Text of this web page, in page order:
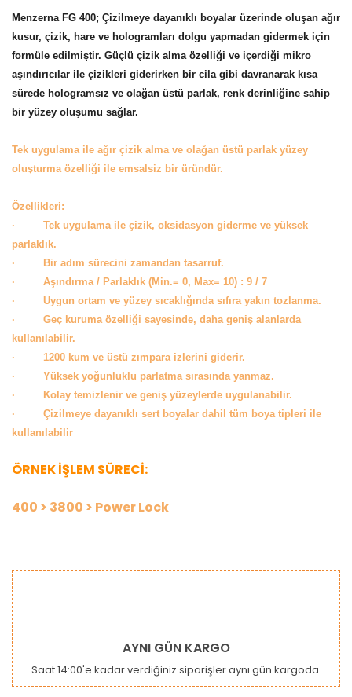
Menzerna FG 400; Çizilmeye dayanıklı boyalar üzerinde oluşan ağır
kusur, çizik, hare ve hologramları dolgu yapmadan gidermek için
formüle edilmiştir. Güçlü çizik alma özelliği ve içerdiği mikro
aşındırıcılar ile çizikleri giderirken bir cila gibi davranarak kısa
sürede hologramsız ve olağan üstü parlak, renk derinliğine sahip
bir yüzey oluşumu sağlar.
Tek uygulama ile ağır çizik alma ve olağan üstü parlak yüzey
oluşturma özelliği ile emsalsiz bir üründür.
Özellikleri:
· Tek uygulama ile çizik, oksidasyon giderme ve yüksek
parlaklık.
· Bir adım sürecini zamandan tasarruf.
· Aşındırma / Parlaklık (Min.= 0, Max= 10) : 9 / 7
· Uygun ortam ve yüzey sıcaklığında sıfıra yakın tozlanma.
· Geç kuruma özelliği sayesinde, daha geniş alanlarda
kullanılabilir.
· 1200 kum ve üstü zımpara izlerini giderir.
· Yüksek yoğunluklu parlatma sırasında yanmaz.
· Kolay temizlenir ve geniş yüzeylerde uygulanabilir.
· Çizilmeye dayanıklı sert boyalar dahil tüm boya tipleri ile
kullanılabilir
ÖRNEK İŞLEM SÜRECİ:
400 > 3800 > Power Lock
Bu ürüne ilk yorumu siz yapın!
Ürün açıklamasında eksik bilgiler bulunuyor.
Ürün bilgilerinde hatalar bulunuyor.
AYNI GÜN KARGO
Saat 14:00'e kadar verdiğiniz siparişler aynı gün kargoda.